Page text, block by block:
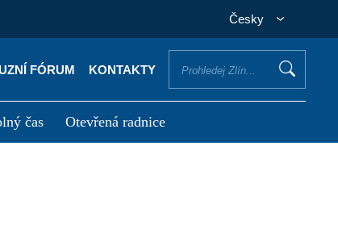
Česky
FÓRUM KONTAKTY
čas Otevřená radnice